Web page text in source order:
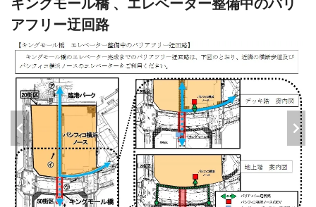
キングモール橋 、エレベーター整備中のバリ
アフリー迂回路